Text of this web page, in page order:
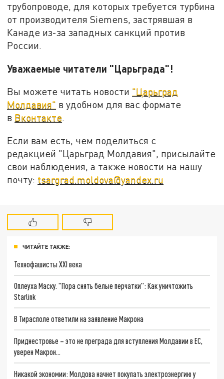
трубопроводе, для которых требуется турбина
от производителя Siemens, застрявшая в
Канаде из-за западных санкций против
России.
Уважаемые читатели "Царьграда"!
Вы можете читать новости "Царьград
Молдавия" в удобном для вас формате
в Вконтакте.
Если вам есть, чем поделиться с
редакцией "Царьград Молдавия", присылайте
свои наблюдения, а также новости на нашу
почту: tsargrad.moldova@yandex.ru
ЧИТАЙТЕ ТАКЖЕ:
Технофашисты XXI века
Оплеуха Маску. "Пора снять белые перчатки": Как уничтожить
Starlink
В Тирасполе ответили на заявление Макрона
Приднестровье – это не преграда для вступления Молдавии в ЕС,
уверен Макрон…
Никакой экономии: Молдова начнет покупать электроэнергию у